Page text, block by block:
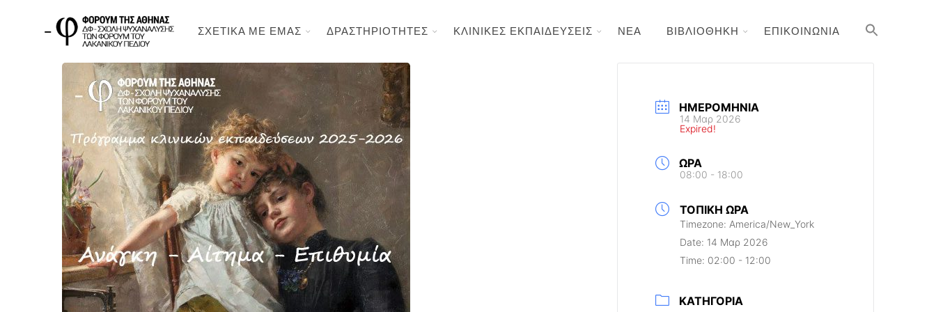
ΣΧΕΤΙΚΑ ΜΕ ΕΜΑΣ ΔΡΑΣΤΗΡΙΟΤΗΤΕΣ ΚΛΙΝΙΚΕΣ ΕΚΠΑΙΔΕΥΣΕΙΣ ΝΕΑ ΒΙΒΛΙΟΘΗΚΗ ΕΠΙΚΟΙΝΩΝΙΑ
ΗΜΕΡΟΜΗΝΊΑ
14 Μαρ 2026
Expired!
ΏΡΑ
08:00 - 18:00
ΤΟΠΙΚΉ ΏΡΑ
Timezone: America/New_York
Date: 14 Μαρ 2026
Time: 02:00 - 12:00
ΚΑΤΗΓΟΡΊΑ